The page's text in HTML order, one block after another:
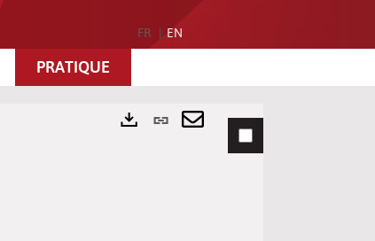
FR EN
PRATIQUE
Permanent
Send